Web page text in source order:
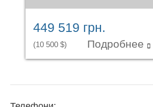
449 519 грн.
(10 500 $) Подробнее